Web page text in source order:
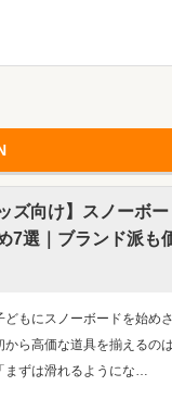
ッズ向け】スノーボ
7選｜ブランド派も
どもにスノーボードを始め
から高価な道具を揃えるの
「まずは滑れるようにな…